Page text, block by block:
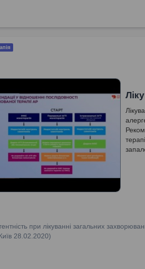
при лікуванні загальних
28.02.2020)